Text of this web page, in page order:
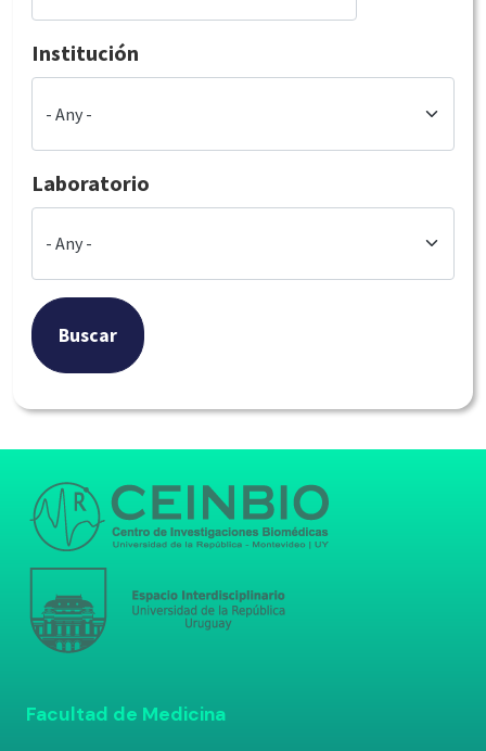
Institución
Laboratorio
Buscar
Facultad de Medicina